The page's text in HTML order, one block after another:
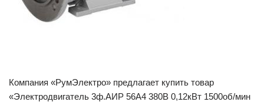
Компания «РумЭлектро» предлагает купить товар
«Электродвигатель 3ф.АИР 56A4 380В 0,12кВт 1500об/мин